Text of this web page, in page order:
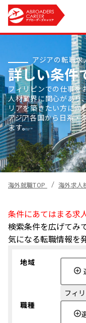
アジアの転職求
詳しい条件
フィリピンでの仕事を
人材業界に関心があり
リアを築きたい方に向
アジア各国から日系・
ます。
海外就職TOP 海外求人
条件にあてはまる求
検索条件を広げてみ
気になる転職情報を
地域
フィ
職種